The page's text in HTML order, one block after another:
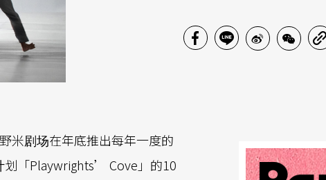
米剧场在年底推出每年一度的
「Playwrights’ Cove」的10